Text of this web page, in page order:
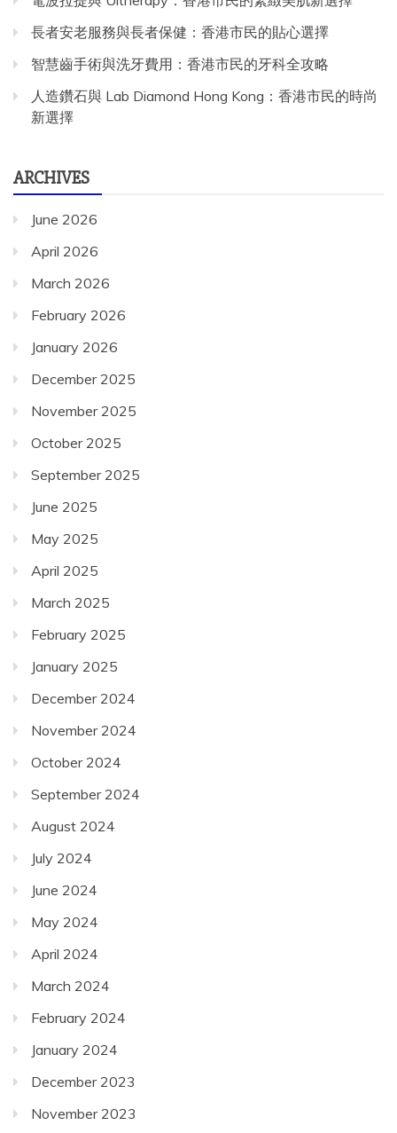
長者安老服務與長者保健：香港市民的貼心選擇
智慧齒手術與洗牙費用：香港市民的牙科全攻略
人造鑽石與 Lab Diamond Hong Kong：香港市民的時尚
新選擇
ARCHIVES
June 2026
April 2026
March 2026
February 2026
January 2026
December 2025
November 2025
October 2025
September 2025
June 2025
May 2025
April 2025
March 2025
February 2025
January 2025
December 2024
November 2024
October 2024
September 2024
August 2024
July 2024
June 2024
May 2024
April 2024
March 2024
February 2024
January 2024
December 2023
November 2023